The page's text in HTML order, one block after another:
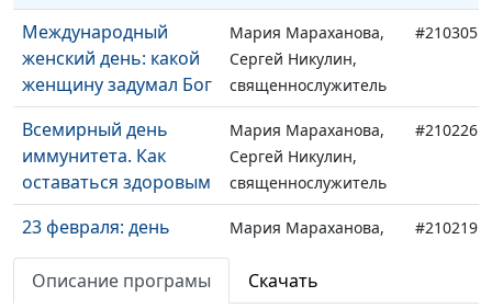
Международный
женский день: какой
женщину задумал Бог
Мария Мараханова,
Сергей Никулин,
священнослужитель
#210305
Всемирный день
иммунитета. Как
оставаться здоровым
Мария Мараханова,
Сергей Никулин,
священнослужитель
#210226
23 февраля: день
защитника отечества
Мария Мараханова,
священнослужитель
#210219
Описание програмы Скачать